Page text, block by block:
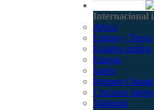
Internacional
Africa
Egipto y Tierra
Estados unidos
Europa
Japón
Parques
Cruceros
Tailandia